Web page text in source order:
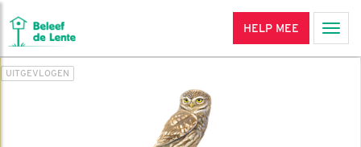
HELP MEE
UITGEVLOGEN